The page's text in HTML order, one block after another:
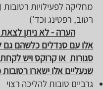
מחליקה לפעילויות רטובות
רטוב, רפטינג וכד')
הערה - לא ניתן לצאת
אלו עם סנדלים כלשהם גם
סגורות או קרוקס ויש
שנעליים אלו ישארו
גרביים טובות להליכה רצוי